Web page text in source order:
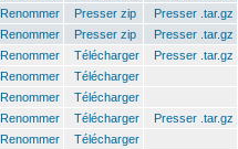
Renommer Presser zip
Presser .tar.gz
Renommer Presser zip
Presser .tar.gz
Renommer Télécharger
Presser .tar.gz
Renommer
Télécharger
Renommer
Télécharger
Renommer Télécharger
Presser .tar.gz
Renommer
Télécharger